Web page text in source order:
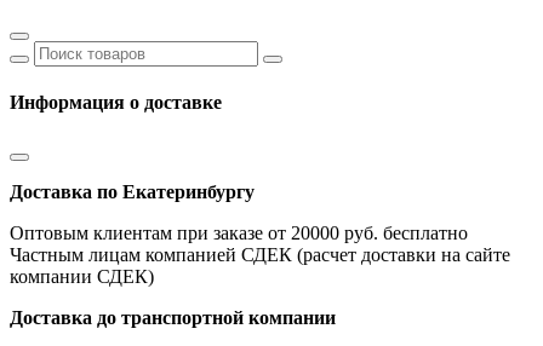
Информация о доставке
Доставка по Екатеринбургу
Оптовым клиентам при заказе от 20000 руб. бесплатно
Частным лицам компанией СДЕК (расчет доставки на сайте
компании СДЕК)
Доставка до транспортной компании